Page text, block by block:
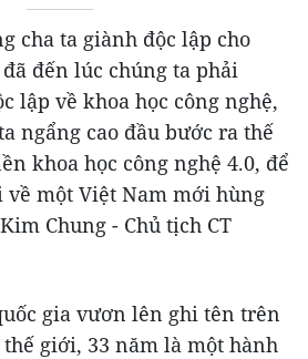
cha ta giành độc lập cho
đến lúc chúng ta phải
lập về khoa học công nghệ,
ngẩng cao đầu bước ra thế
khoa học công nghệ 4.0, để
một Việt Nam mới hùng
Chung - Chủ tịch CT
gia vươn lên ghi tên trên
giới, 33 năm là một hành